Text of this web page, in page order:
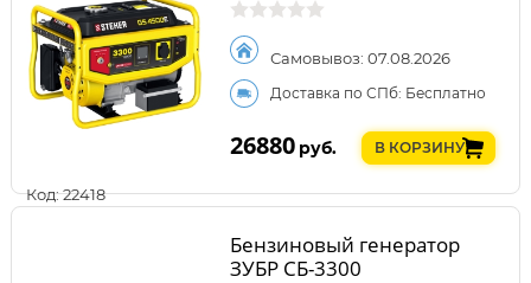
Код: 22418
Самовывоз: 07.08.2026
Доставка по СПб: Бесплатно
26880 руб. В КОРЗИНУ
Бензиновый генератор
ЗУБР СБ-3300